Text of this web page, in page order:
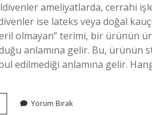
ameliyatlarda, cerrahi
ise lateks veya doğal
olmayan” terimi, bir ürünün
anlamına gelir. Bu,
edilmediği anlamına gelir.
Yorum Bırak